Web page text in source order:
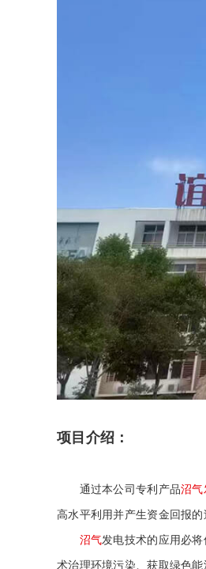
项目介绍：
通过本公司专利产品沼气
高水平利用并产生资金回报的
沼气发电技术的应用必将
术治理环境污染、获取绿色